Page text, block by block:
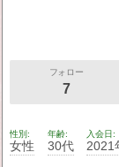
フォロー
7
性別
女性
年齢
30代
入会日
2021